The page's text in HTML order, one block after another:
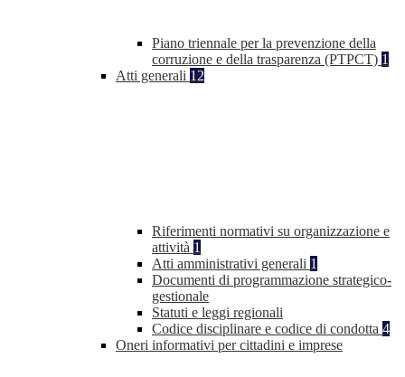
Piano triennale per la prevenzione della
corruzione e della trasparenza (PTPCT) 1
Atti generali 12
Riferimenti normativi su organizzazione e
attività 1
Atti amministrativi generali 1
Documenti di programmazione strategico-
gestionale
Statuti e leggi regionali
Codice disciplinare e codice di condotta 4
Oneri informativi per cittadini e imprese